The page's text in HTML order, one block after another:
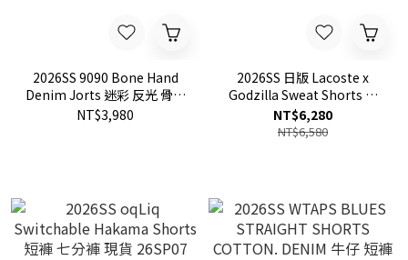
2026SS 9090 Bone Hand
Denim Jorts 迷彩 反光 骨頭
牛仔褲 短褲 七分褲 現貨
NT$3,980
2026SS 日版 Lacoste x
Godzilla Sweat Shorts 聯
名 哥吉拉 鱷魚 短褲 現貨
GH01GZJ-99
NT$6,280
NT$6,580